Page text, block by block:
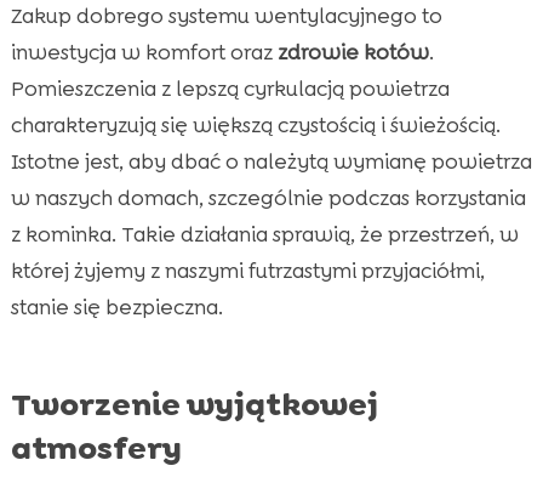
Zakup dobrego systemu wentylacyjnego to
inwestycja w komfort oraz zdrowie kotów.
Pomieszczenia z lepszą cyrkulacją powietrza
charakteryzują się większą czystością i świeżością.
Istotne jest, aby dbać o należytą wymianę powietrza
w naszych domach, szczególnie podczas korzystania
z kominka. Takie działania sprawią, że przestrzeń, w
której żyjemy z naszymi futrzastymi przyjaciółmi,
stanie się bezpieczna.
Tworzenie wyjątkowej
atmosfery